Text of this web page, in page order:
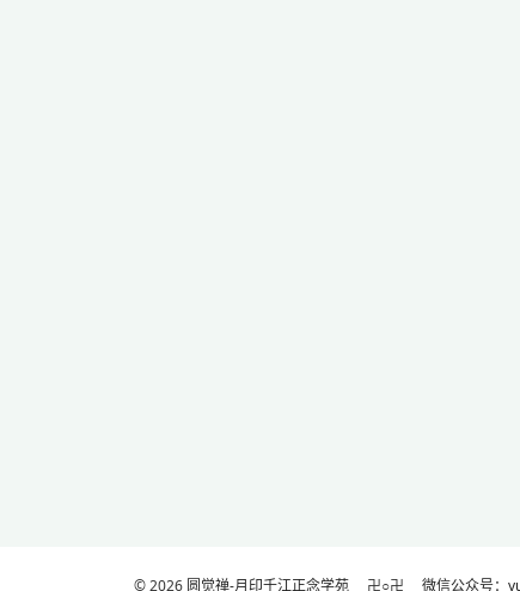
© 2026 圆觉禅-月印千江正念学苑 卍○卍 微信公众号：